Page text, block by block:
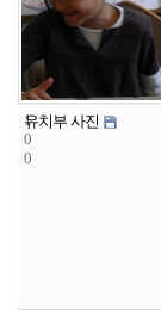
1
0
0
유치부 사진